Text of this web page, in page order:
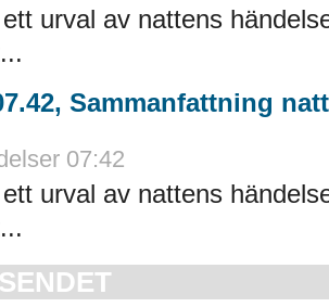
urval av nattens
Sammanfattning
07:42
urval av nattens